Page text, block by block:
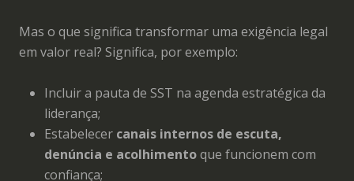
Mas o que significa transformar uma exigência legal
em valor real? Significa, por exemplo:
Incluir a pauta de SST na agenda estratégica da
liderança;
Estabelecer canais internos de escuta,
denúncia e acolhimentoque funcionem com
confiança;